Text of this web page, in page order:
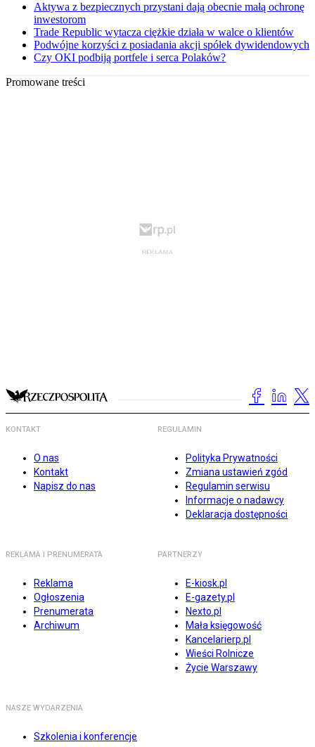
Aktywa z bezpiecznych przystani dają obecnie małą ochronę
inwestorom
Trade Republic wytacza ciężkie działa w walce o klientów
Podwójne korzyści z posiadania akcji spółek dywidendowych
Czy OKI podbiją portfele i serca Polaków?
Promowane treści
KONTAKT
O nas
Kontakt
Napisz do nas
REGULAMIN
Polityka Prywatności
Zmiana ustawień zgód
Regulamin serwisu
Informacje o nadawcy
Deklaracja dostępności
REKLAMA I PRENUMERATA
Reklama
Ogłoszenia
Prenumerata
Archiwum
PARTNERZY
E-kiosk.pl
E-gazety.pl
Nexto.pl
Mała księgowość
Kancelarierp.pl
Wieści Rolnicze
Życie Warszawy
NASZE WYDARZENIA
Szkolenia i konferencje